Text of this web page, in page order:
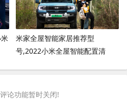
米家全屋智能家居推荐型
号,2022小米全屋智能配置清
论功能暂时关闭!